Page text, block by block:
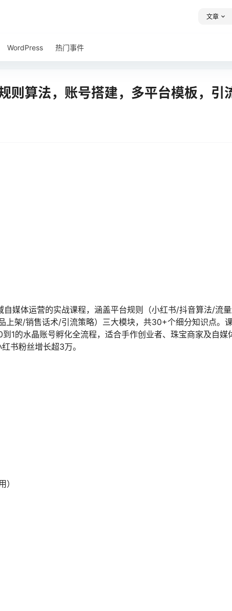
文章
WordPress 热门事件
则算法，账号搭建，多平台模板，引
媒体运营的实战课程，涵盖平台规则（小红书/抖音算法/流
架/销售话术/引流策略）三大模块，共30+个细分知识点。
1的水晶账号孵化全流程，适合手作创业者、珠宝商家及自媒
书粉丝增长超3万。